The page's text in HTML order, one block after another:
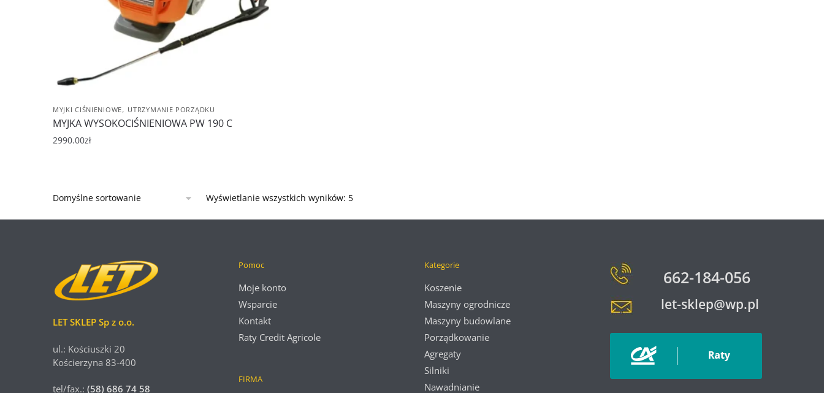
MYJKI CIŚNIENIOWE, UTRZYMANIE PORZĄDKU
MYJKA WYSOKOCIŚNIENIOWA PW 190 C
2990.00zł
Wyświetlanie wszystkich wyników: 5
LET SKLEP Sp z o.o.
ul.: Kościuszki 20
Kościerzyna 83-400
tel/fax.: (58) 686 74 58
Pomoc
Moje konto
Wsparcie
Kontakt
Raty Credit Agricole
FIRMA
Kategorie
Koszenie
Maszyny ogrodnicze
Maszyny budowlane
Porządkowanie
Agregaty
Silniki
Nawadnianie
662-184-056
let-sklep@wp.pl